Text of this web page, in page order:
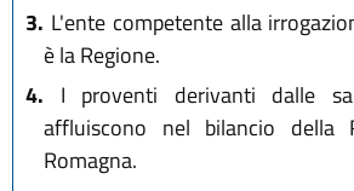
3. L'ente competente alla
è la Regione.
4. I proventi derivanti dalle
affluiscono nel bilancio della
Romagna.